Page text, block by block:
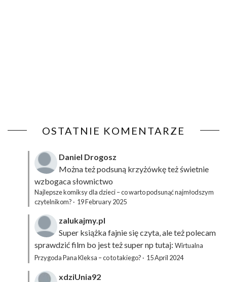
OSTATNIE KOMENTARZE
Daniel Drogosz
Można też podsuną krzyżówkęteż świetnie
wzbogaca słownictwo
Najlepsze komiksy dla dzieci – co warto podsunąć najmłodszym
czytelnikom? · 19 February 2025
zalukajmy.pl
Super książka fajnie się czyta, ale też polecam
sprawdzić film bo jest też super np tutaj: Wirtualna
Przygoda Pana Kleksa – co to takiego? · 15 April 2024
xdziUnia92